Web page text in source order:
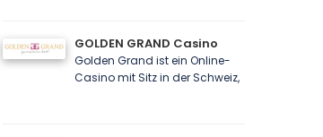
GOLDEN GRAND Casino
Golden Grand ist ein Online-
Casino mit Sitz in der Schweiz,